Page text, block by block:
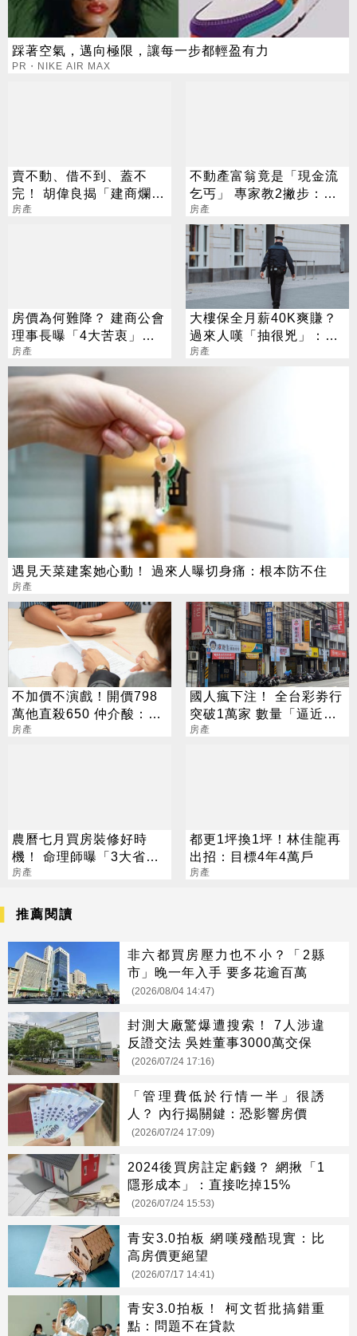
踩著空氣，邁向極限，讓每一步都輕盈有力
PR・NIKE AIR MAX
賣不動、借不到、蓋不
完！ 胡偉良揭「建商爛尾
5病兆」：快鬆綁管制
房產
不動產富翁竟是「現金流
乞丐」 專家教2撇步：生
活更寬裕
房產
房價為何難降？ 建商公會
理事長曝「4大苦衷」：
硬壓受苦是台灣人
房產
大樓保全月薪40K爽賺？
過來人嘆「抽很兇」：僅
供參考
房產
遇見天菜建案她心動！ 過來人曝切身痛：根本防不住
房產
不加價不演戲！開價798
萬他直殺650 仲介酸：很
難相處
房產
國人瘋下注！ 全台彩劵行
突破1萬家 數量「逼近直
營超商」
房產
農曆七月買房裝修好時
機！ 命理師曝「3大省錢
攻略」：一次省很大
房產
都更1坪換1坪！林佳龍再
出招：目標4年4萬戶
房產
推薦閱讀
非六都買房壓力也不小？「2縣
市」晚一年入手 要多花逾百萬
(2026/08/04 14:47)
封測大廠驚爆遭搜索！ 7人涉違
反證交法 吳姓董事3000萬交保
(2026/07/24 17:16)
「管理費低於行情一半」很誘
人？ 內行揭關鍵：恐影響房價
(2026/07/24 17:09)
2024後買房註定虧錢？ 網揪「1
隱形成本」：直接吃掉15%
(2026/07/24 15:53)
青安3.0拍板 網嘆殘酷現實：比
高房價更絕望
(2026/07/17 14:41)
青安3.0拍板！ 柯文哲批搞錯重
點：問題不在貸款